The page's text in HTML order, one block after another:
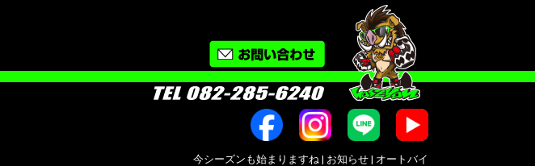
今シーズンも始まりますね | お知らせ | オートバイ修理・カスタム・新車中古車